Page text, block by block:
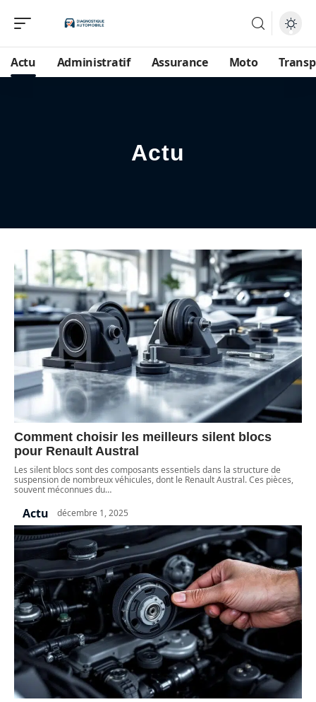
Actu Administratif Assurance Moto
Actu
Comment choisir les meilleurs silent blocs
pour Renault Austral
Les silent blocs sont des composants essentiels dans la structure de
suspension de nombreux véhicules, dont le Renault Austral. Ces pièces,
souvent méconnues du…
Actu décembre 1, 2025